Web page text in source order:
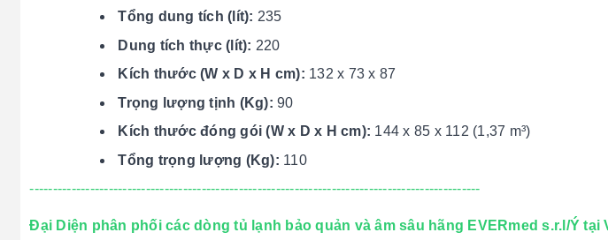
Tổng dung tích (lít): 235
Dung tích thực (lít): 220
Kích thước (W x D x H cm): 132 x 73 x 87
Trọng lượng tịnh (Kg):90
Kích thước đóng gói (W x D x H cm): 144 x 85 x 112 (1,37 m³)
Tổng trọng lượng (Kg): 110
-------------------------------------------------------------------------------------------------
Đại Diện phân phối các dòng tủ lạnh bảo quản và âm sâu hãng EVERmed s.r.l/Ý tại